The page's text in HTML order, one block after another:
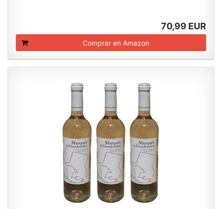
70,99 EUR
Comprar en Amazon